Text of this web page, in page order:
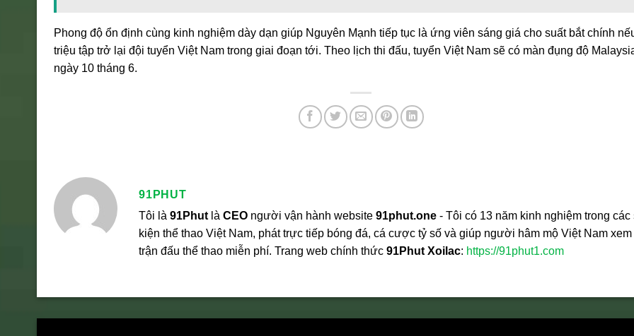
Phong độ ổn định cùng kinh nghiệm dày dạn giúp Nguyên Mạnh tiếp tục là ứng viên sáng giá cho suất bắt chính
triệu tập trở lại đội tuyển Việt Nam trong giai đoạn tới. Theo lịch thi đấu, tuyển Việt Nam sẽ có màn đụng độ
ngày 10 tháng 6.
91PHUT
Tôi là 91Phut là CEO người vận hành website 91phut.one - Tôi có 13 năm kinh nghiệm trong các
kiện thể thao Việt Nam, phát trực tiếp bóng đá, cá cược tỷ số và giúp người hâm mộ Việt Nam xem
trận đấu thể thao miễn phí. Trang web chính thức 91Phut Xoilac: https://91phut1.com